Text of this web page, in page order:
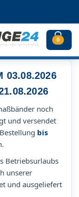
0
03.08.2026
noch
und versendet
bis
Betriebsurlaubs
unserer
und ausgeliefert